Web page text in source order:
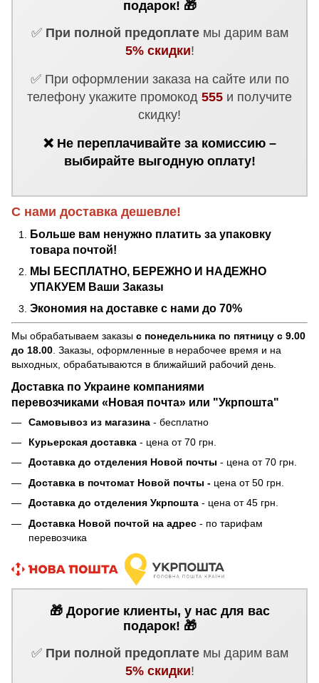
подарок! 🎁
✅ При полной предоплатемы дарим вам
5% скидки!
✅ При оформлении заказа на сайте или по
телефону укажите промокод 555 и получите
скидку!
❌ Не переплачивайте за комиссию –
выбирайте выгодную оплату!
С нами доставка дешевле!
Больше вам ненужно платить за упаковку
товара почтой!
МЫ БЕСПЛАТНО, БЕРЕЖНО И НАДЕЖНО
УПАКУЕМ Ваши Заказы
Экономия на доставке с нами до 70%
Мы обрабатываем заказы с понедельника по пятницу с 9.00
до 18.00 . Заказы, оформленные в нерабочее время и на
выходных, обрабатываются в ближайший рабочий день.
Доставка по Украине компаниями
перевозчиками «Новая почта» или "Укрпошта"
Самовывоз из магазина - бесплатно
Курьерская доставка - цена от 70 грн.
Доставка до отделения Новой почты - цена от 70 грн.
Доставка в почтомат Новой почты - цена от 50 грн.
Доставка до отделения Укрпошта - цена от 45 грн.
Доставка Новой почтой на адрес - по тарифам
перевозчика
🎁 Дорогие клиенты, у нас для вас
подарок! 🎁
✅ При полной предоплатемы дарим вам
5% скидки!